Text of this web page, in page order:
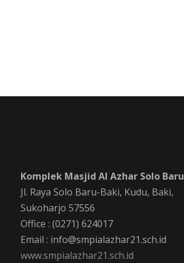
Komplek Masjid Al Azhar Solo Baru
Jl. Raya Solo Baru-Baki, Kudu, Baki,
Sukoharjo 57556
Office : (0271) 624017
Email : info@smpialazhar21.sch.id
www.smpialazhar21.sch.id